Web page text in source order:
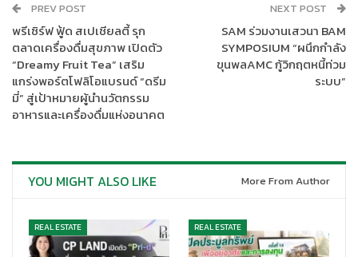
กู้ได้สูงสุด 110% วงเงินสูงสุด 10 ล้านบาท
พร้อมการันตีมาตรฐาน “บ้านประหยัดพลังงานเบอร์ 5” จากการไฟฟ้า
ส่วนภูมิภาค (กฟผ.) ครบทั้งดีไซน์ วัสดุ และระบบดูแลพลังงานอย่าง
ครบวงจร
PREV POST
พรีเซิร์ฟ ฟู้ด สเปเชียลตี้ รุก
ตลาดเครื่องดื่มสุขภาพ เปิดตัว
“Dreamy Fruit Tea” เสริม
แกร่งพอร์ตโฟลิโอแบรนด์ “ดรีม
มี่” สู่เป้าหมายผู้นำนวัตกรรม
อาหารและเครื่องดื่มแห่งอนาคต
NEXT POST
SAM ร่วมงานเสวนา BAM
SYMPOSIUM “ผนึกกำลัง
ขุนพลAMC กู้วิกฤตหนี้ท่วม
ระบบ”
YOU MIGHT ALSO LIKE More From Author
REAL ESTATE REAL ESTATE